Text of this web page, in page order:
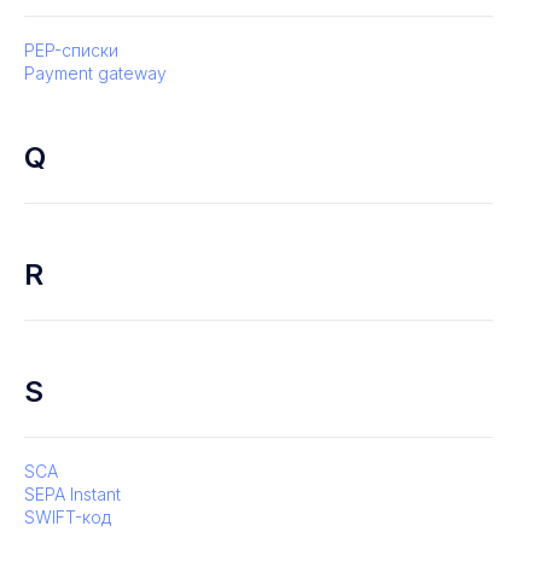
PEP-списки
Payment gateway
Q
R
S
SCA
SEPA Instant
SWIFT-код